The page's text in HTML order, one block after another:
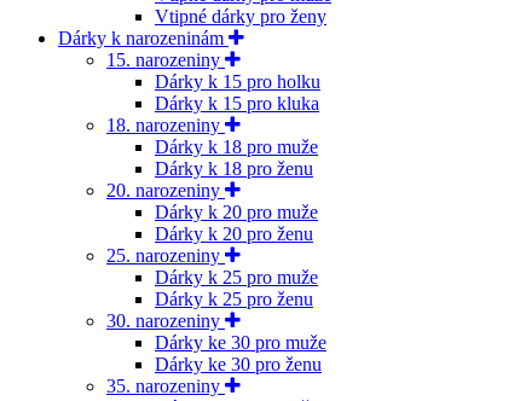
Vtipné dárky pro ženy
Dárky k narozeninám
15. narozeniny
Dárky k 15 pro holku
Dárky k 15 pro kluka
18. narozeniny
Dárky k 18 pro muže
Dárky k 18 pro ženu
20. narozeniny
Dárky k 20 pro muže
Dárky k 20 pro ženu
25. narozeniny
Dárky k 25 pro muže
Dárky k 25 pro ženu
30. narozeniny
Dárky ke 30 pro muže
Dárky ke 30 pro ženu
35. narozeniny